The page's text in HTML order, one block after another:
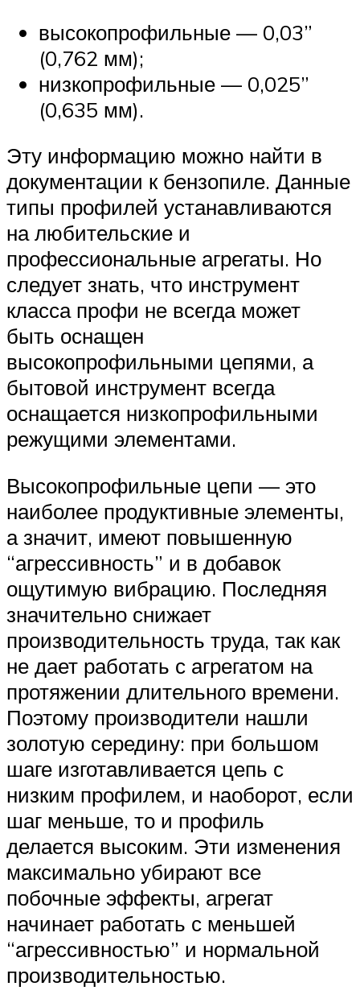
высокопрофильные — 0,03”
(0,762 мм);
низкопрофильные — 0,025”
(0,635 мм).
Эту информацию можно найти в
документации к бензопиле. Данные
типы профилей устанавливаются
на любительские и
профессиональные агрегаты. Но
следует знать, что инструмент
класса профи не всегда может
быть оснащен
высокопрофильными цепями, а
бытовой инструмент всегда
оснащается низкопрофильными
режущими элементами.
Высокопрофильные цепи — это
наиболее продуктивные элементы,
а значит, имеют повышенную
“агрессивность” и в добавок
ощутимую вибрацию. Последняя
значительно снижает
производительность труда, так как
не дает работать с агрегатом на
протяжении длительного времени.
Поэтому производители нашли
золотую середину: при большом
шаге изготавливается цепь с
низким профилем, и наоборот, если
шаг меньше, то и профиль
делается высоким. Эти изменения
максимально убирают все
побочные эффекты, агрегат
начинает работать с меньшей
“агрессивностью” и нормальной
производительностью.